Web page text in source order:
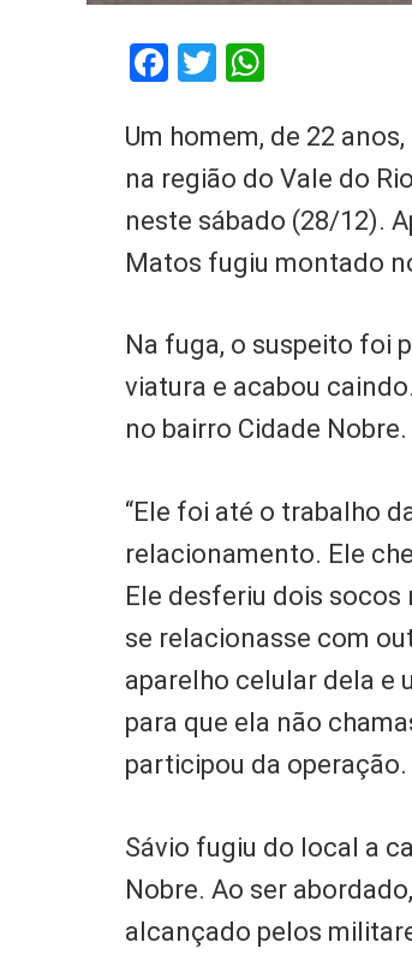
Facebook
Twitter
Um homem, de 22
na região do Vale do
neste sábado (28/12).
Matos fugiu montado
Na fuga, o suspeito foi
viatura e acabou
no bairro Cidade Nobre.
“Ele foi até o trabalho
relacionamento. Ele
Ele desferiu dois
se relacionasse com
aparelho celular dela e
para que ela não
participou da operação.
Sávio fugiu do local a
Nobre. Ao ser
alcançado pelos